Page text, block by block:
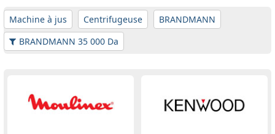
Machine à jus Centrifugeuse
BRANDMANN
BRANDMANN 35 000 Da